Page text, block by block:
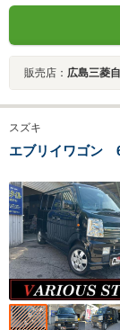
販売店： 広島三菱
スズキ
エブリイワゴン